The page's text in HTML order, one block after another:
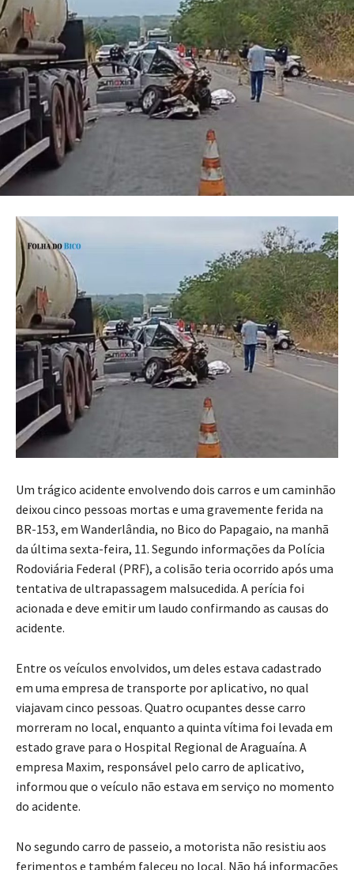
Um trágico acidente envolvendo dois carros e um caminhão
deixou cinco pessoas mortas e uma gravemente ferida na
BR-153, em Wanderlândia, no Bico do Papagaio, na manhã
da última sexta-feira, 11. Segundo informações da Polícia
Rodoviária Federal (PRF), a colisão teria ocorrido após uma
tentativa de ultrapassagem malsucedida. A perícia foi
acionada e deve emitir um laudo confirmando as causas do
acidente.
Entre os veículos envolvidos, um deles estava cadastrado
em uma empresa de transporte por aplicativo, no qual
viajavam cinco pessoas. Quatro ocupantes desse carro
morreram no local, enquanto a quinta vítima foi levada em
estado grave para o Hospital Regional de Araguaína. A
empresa Maxim, responsável pelo carro de aplicativo,
informou que o veículo não estava em serviço no momento
do acidente.
No segundo carro de passeio, a motorista não resistiu aos
ferimentos e também faleceu no local. Não há informações